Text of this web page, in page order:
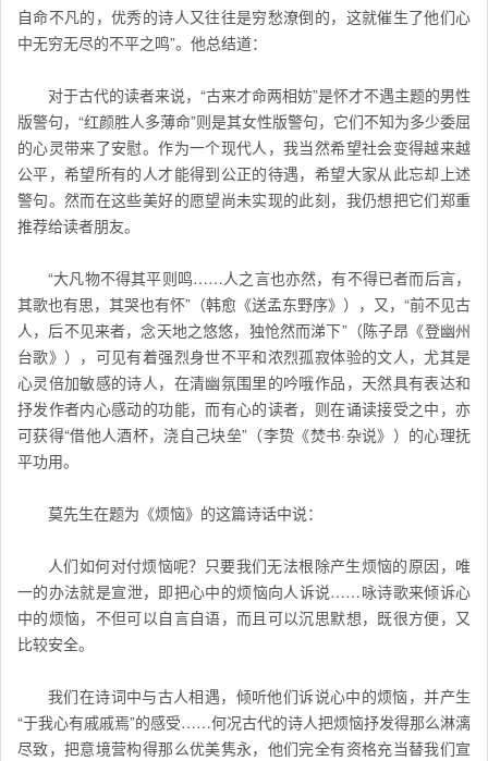
自命不凡的，优秀的诗人又往往是穷愁潦倒的，这就催生了他们心
中无穷无尽的不平之鸣”。他总结道：
对于古代的读者来说，“古来才命两相妨”是怀才不遇主题的男性
版警句，“红颜胜人多薄命”则是其女性版警句，它们不知为多少委屈
的心灵带来了安慰。作为一个现代人，我当然希望社会变得越来越
公平，希望所有的人才能得到公正的待遇，希望大家从此忘却上述
警句。然而在这些美好的愿望尚未实现的此刻，我仍想把它们郑重
推荐给读者朋友。
“大凡物不得其平则鸣……人之言也亦然，有不得已者而后言，
其歌也有思，其哭也有怀”（韩愈《送孟东野序》），又，“前不见古
人，后不见来者，念天地之悠悠，独怆然而涕下”（陈子昂《登幽州
台歌》），可见有着强烈身世不平和浓烈孤寂体验的文人，尤其是
心灵倍加敏感的诗人，在清幽氛围里的吟哦作品，天然具有表达和
抒发作者内心感动的功能，而有心的读者，则在诵读接受之中，亦
可获得“借他人酒杯，浇自己块垒”（李贽《焚书·杂说》）的心理抚
平功用。
莫先生在题为《烦恼》的这篇诗话中说：
人们如何对付烦恼呢？只要我们无法根除产生烦恼的原因，唯
一的办法就是宣泄，即把心中的烦恼向人诉说……咏诗歌来倾诉心
中的烦恼，不但可以自言自语，而且可以沉思默想，既很方便，又
比较安全。
我们在诗词中与古人相遇，倾听他们诉说心中的烦恼，并产生
“于我心有戚戚焉”的感受……何况古代的诗人把烦恼抒发得那么淋漓
尽致，把意境营构得那么优美隽永，他们完全有资格充当替我们宣